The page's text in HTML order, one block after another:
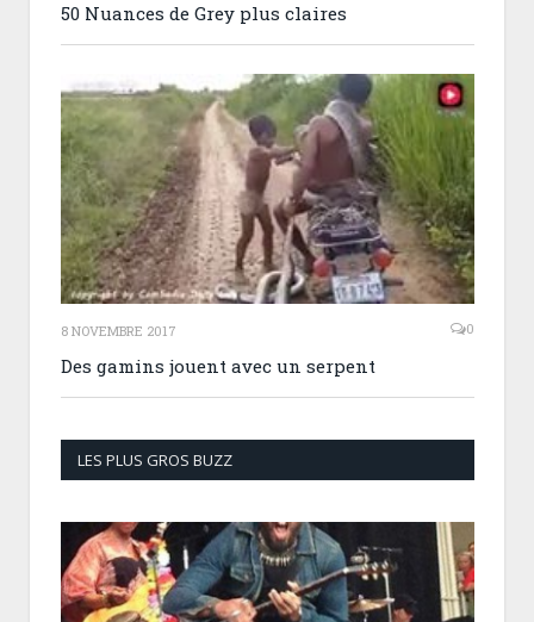
50 Nuances de Grey plus claires
8 NOVEMBRE 2017 0
Des gamins jouent avec un serpent
LES PLUS GROS BUZZ